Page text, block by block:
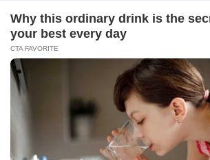
Подарунки
Подорожі
Політика
Поради та лайфхаки